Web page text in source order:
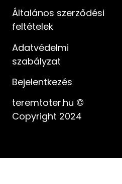
Általános szerződési
feltételek
Adatvédelmi
szabályzat
Bejelentkezés
teremtoter.hu ©
Copyright 2024